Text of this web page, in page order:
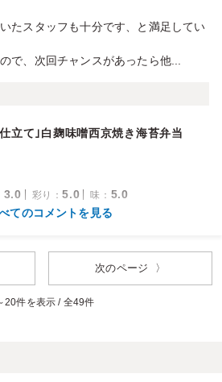
たスタッフも十分です、と満足してい
で、次回チャンスがあったら他...
立て｣白麹味噌西京焼き海苔弁当
3.0 彩り ：5.0 味 ： 5.0
てのコメントを見る
次のページ 〉
20件を表示 / 全49件